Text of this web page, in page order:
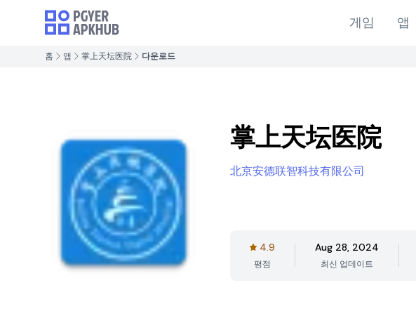
게임 앱
홈 앱 掌上天坛医院 다운로드
掌上天坛医院
北京安德联智科技有限公司
4.9
평점
Aug 28, 2024
최신 업데이트